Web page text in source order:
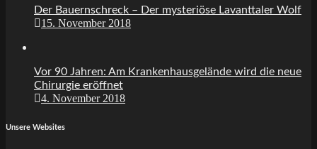
Der Bauernschreck – Der mysteriöse Lavanttaler Wolf
15. November 2018
Vor 90 Jahren: Am Krankenhausgelände wird die neue
Chirurgie eröffnet
4. November 2018
Unsere Websites